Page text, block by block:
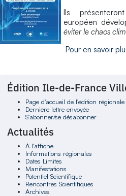
Ils
européen
éviter le chaos
Pour en savoir
Édition Ile-de-France
Page d'accueil de l'édition régionale
Dernière lettre envoyée
S'abonner/se désabonner
Actualités
À l'affiche
Informations régionales
Dates Limites
Manifestations
Potentiel Scientifique
Rencontres Scientifiques
Archives